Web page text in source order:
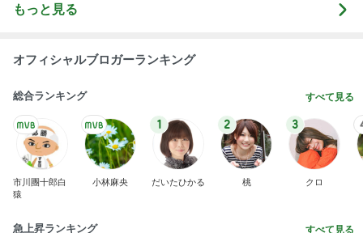
もっと見る
オフィシャルブロガーランキング
総合ランキング すべて見る
市川團十郎白
猿
小林麻央
1
だいたひかる
2
桃
3
クロ
急上昇ランキング すべて見る